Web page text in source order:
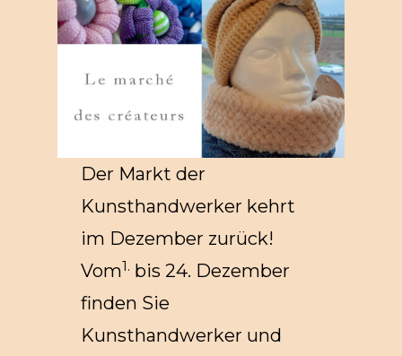
Der Markt der
Kunsthandwerker kehrt
im Dezember zurück!
Vom1. bis 24. Dezember
finden Sie
Kunsthandwerker und